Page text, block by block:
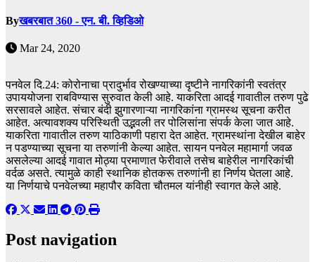
Byखबरबात 360 - एन. बी. व्हिडिओ
Mar 24, 2020
पनवेल दि.24: कोरोनाचा प्रादुर्भाव रोखण्याच्या दृष्टीने नागरिकांनी स्वतंत्र
उपाययोजना राबविण्यास सुरुवात केली आहे. याकरिता आदई गावातील तरुण पुढे
सरसावले आहेत. संचार बंदी झुगारणाऱ्या नागरिकांना ग्रामस्थ सूचना करीत
आहेत. अत्यावशक्य परिस्थिती उद्भवली तर पोलिसांना संपर्क केला जात आहे.
याकरिता गावातील तरुण याठिकाणी पहारा देत आहेत. ग्रामस्थांना देखील बाहेर
न पडण्याच्या सूचना या तरुणांनी केल्या आहेत. सायन पनवेल महामार्गा जवळ
असलेल्या आदई गावात मोठ्या प्रमाणात फेरीवाले तसेच बाहेरील नागरिकांची
वर्दळ असते. त्यामुळे काही स्थानिक होतकरू तरुणांनी हा निर्णय घेतला आहे.
या निर्णयाचे पनवेलच्या महापौर कविता चौतमल यांनीही स्वागत केले आहे.
Post navigation